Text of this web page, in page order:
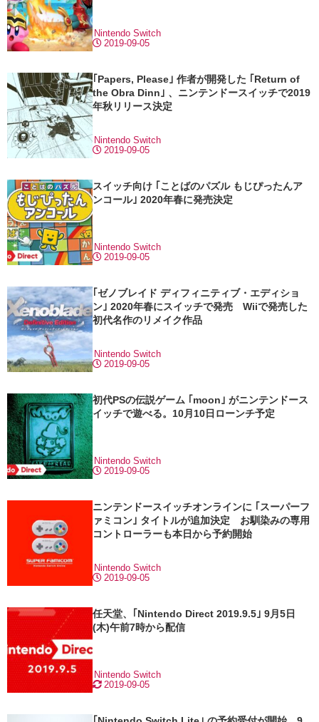
2019-09-05
Nintendo Switch
｢Papers, Please｣ 作者が開発した ｢Return of
the Obra Dinn｣ 、ニンテンドースイッチで2019
年秋リリース決定
2019-09-05
Nintendo Switch
スイッチ向け ｢ことばのパズル もじぴったんア
ンコール｣ 2020年春に発売決定
2019-09-05
Nintendo Switch
｢ゼノブレイド ディフィニティブ・エディショ
ン｣ 2020年春にスイッチで発売 Wiiで発売した
初代名作のリメイク作品
2019-09-05
Nintendo Switch
初代PSの伝説ゲーム ｢moon｣ がニンテンドース
イッチで遊べる。10月10日ローンチ予定
2019-09-05
Nintendo Switch
ニンテンドースイッチオンラインに ｢スーパーフ
ァミコン｣ タイトルが追加決定 お馴染みの専用
コントローラーも本日から予約開始
2019-09-05
Nintendo Switch
任天堂、｢Nintendo Direct 2019.9.5｣ 9月5日
(木)午前7時から配信
2019-09-05
Nintendo Switch